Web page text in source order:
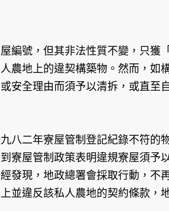
編號，但其非法性質不變，只獲
地上的違契構築物。然而，如
安全理由而須予以清拆，或直至
八二年寮屋管制登記紀錄不符的
屋管制政策表明違規寮屋須予
發現，地政總署會採取行動，不
違反該私人農地的契約條款，